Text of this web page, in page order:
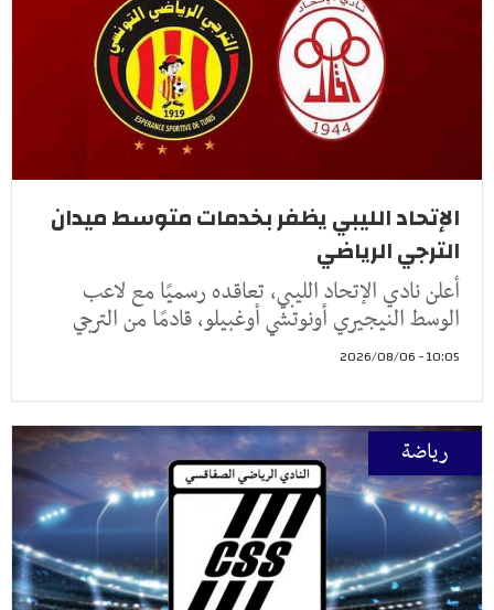
الإتحاد الليبي يظفر بخدمات متوسط ميدان
الترجي الرياضي
أعلن نادي الإتحاد الليبي، تعاقده رسميًا مع لاعب
الوسط النيجيري أونوتشي أوغبيلو، قادمًا من الترجي
10:05 - 2026/08/06
رياضة